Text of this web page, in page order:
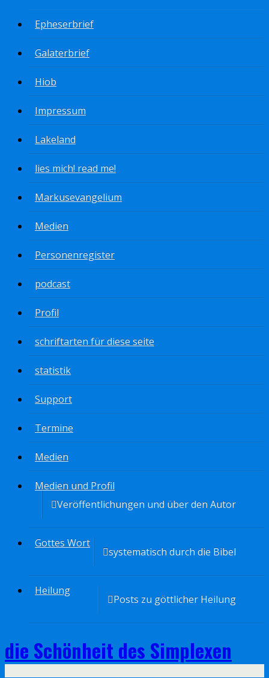
Epheserbrief
Galaterbrief
Hiob
Impressum
Lakeland
lies mich! read me!
Markusevangelium
Medien
Personenregister
podcast
Profil
schriftarten für diese seite
statistik
Support
Termine
Medien
Medien und Profil
Veröffentlichungen und über den Autor
Gottes Wort
systematisch durch die Bibel
Heilung
Posts zu göttlicher Heilung
die Schönheit des Simplexen